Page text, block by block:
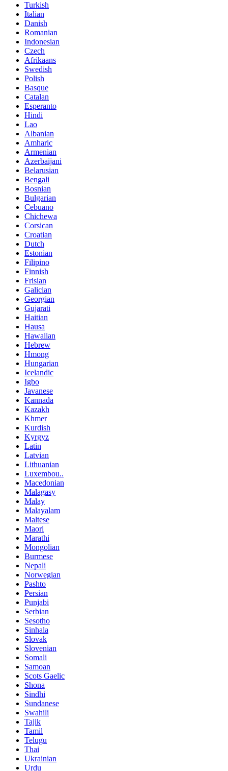
Turkish
Italian
Danish
Romanian
Indonesian
Czech
Afrikaans
Swedish
Polish
Basque
Catalan
Esperanto
Hindi
Lao
Albanian
Amharic
Armenian
Azerbaijani
Belarusian
Bengali
Bosnian
Bulgarian
Cebuano
Chichewa
Corsican
Croatian
Dutch
Estonian
Filipino
Finnish
Frisian
Galician
Georgian
Gujarati
Haitian
Hausa
Hawaiian
Hebrew
Hmong
Hungarian
Icelandic
Igbo
Javanese
Kannada
Kazakh
Khmer
Kurdish
Kyrgyz
Latin
Latvian
Lithuanian
Luxembou..
Macedonian
Malagasy
Malay
Malayalam
Maltese
Maori
Marathi
Mongolian
Burmese
Nepali
Norwegian
Pashto
Persian
Punjabi
Serbian
Sesotho
Sinhala
Slovak
Slovenian
Somali
Samoan
Scots Gaelic
Shona
Sindhi
Sundanese
Swahili
Tajik
Tamil
Telugu
Thai
Ukrainian
Urdu